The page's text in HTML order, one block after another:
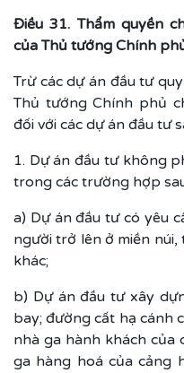
Điều 31. Thẩm quyền
của Thủ tướng Chính
Trừ các dự án đầu tư
Thủ tướng Chính phủ
đối với các dự án đầu tư
1. Dự án đầu tư không
trong các trường hợp
a) Dự án đầu tư có yêu
người trở lên ở miền
khác;
b) Dự án đầu tư xây
bay; đường cất hạ cánh
nhà ga hành khách của
ga hàng hoá của cảng